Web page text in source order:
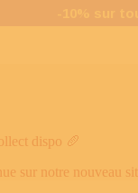
dispo 🥖
sur notre nouveau